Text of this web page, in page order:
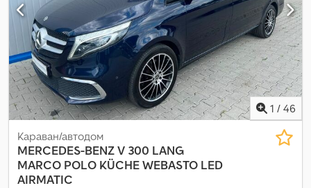
1 / 46
Караван/автодом
MERCEDES-BENZV 300 LANG
MARCO POLO KÜCHE WEBASTO LED
AIRMATIC